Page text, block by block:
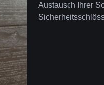
Austausch Ihrer